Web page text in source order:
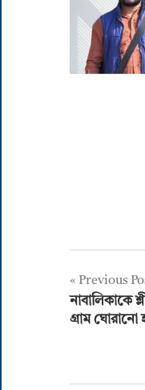
Post
Previous
নাবালিকাকে
গ্রাম